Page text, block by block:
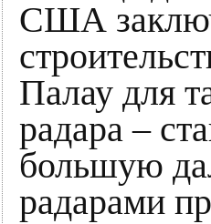
США
Палау для
радара –
большую
радарами